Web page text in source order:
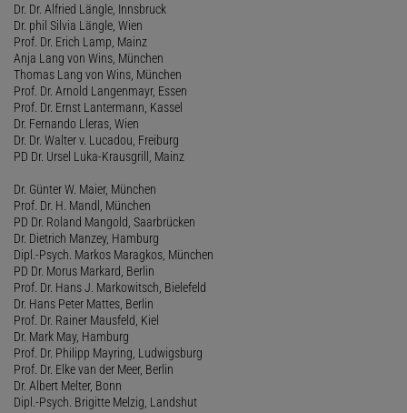
Dr. Dr. Alfried Längle, Innsbruck
Dr. phil Silvia Längle, Wien
Prof. Dr. Erich Lamp, Mainz
Anja Lang von Wins, München
Thomas Lang von Wins, München
Prof. Dr. Arnold Langenmayr, Essen
Prof. Dr. Ernst Lantermann, Kassel
Dr. Fernando Lleras, Wien
Dr. Dr. Walter v. Lucadou, Freiburg
PD Dr. Ursel Luka-Krausgrill, Mainz
Dr. Günter W. Maier, München
Prof. Dr. H. Mandl, München
PD Dr. Roland Mangold, Saarbrücken
Dr. Dietrich Manzey, Hamburg
Dipl.-Psych. Markos Maragkos, München
PD Dr. Morus Markard, Berlin
Prof. Dr. Hans J. Markowitsch, Bielefeld
Dr. Hans Peter Mattes, Berlin
Prof. Dr. Rainer Mausfeld, Kiel
Dr. Mark May, Hamburg
Prof. Dr. Philipp Mayring, Ludwigsburg
Prof. Dr. Elke van der Meer, Berlin
Dr. Albert Melter, Bonn
Dipl.-Psych. Brigitte Melzig, Landshut